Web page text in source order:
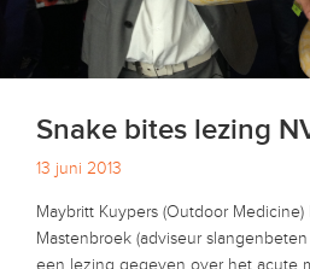
Snake bites lezing
13 juni 2013
Maybritt Kuypers (Outdoor
Mastenbroek (adviseur
een lezing gegeven over het acute